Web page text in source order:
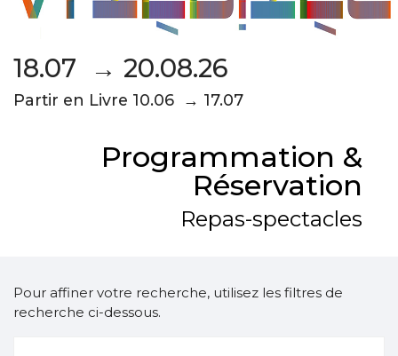
18.07 → 20.08.26
Partir en Livre 10.06 → 17.07
Programmation &
Réservation
Repas-spectacles
Pour affiner votre recherche, utilisez les filtres de
recherche ci-dessous.